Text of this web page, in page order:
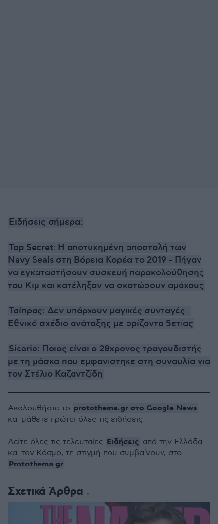
Ειδήσεις σήμερα:
Top Secret: Η αποτυχημένη αποστολή των
Navy Seals στη Βόρεια Κορέα το 2019 - Πήγαν
να εγκαταστήσουν συσκευή παρακολούθησης
του Κιμ και κατέληξαν να σκοτώσουν αμάχους
Τσίπρας: Δεν υπάρχουν μαγικές συνταγές -
Εθνικό σχέδιο ανάταξης με ορίζοντα 5ετίας
Sicario: Ποιος είναι ο 28χρονος τραγουδιστής
με τη μάσκα που εμφανίστηκε στη συναυλία για
τον Στέλιο Καζαντζίδη
Σχετικά Άρθρα
Ακολουθήστε το protothema.gr στο Google News
και μάθετε πρώτοι όλες τις ειδήσεις
Δείτε όλες τις τελευταίες Ειδήσεις από την Ελλάδα
και τον Κόσμο, τη στιγμή που συμβαίνουν, στο
Protothema.gr